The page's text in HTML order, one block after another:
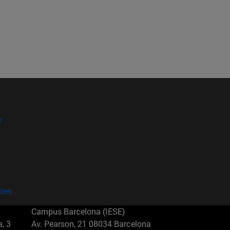
3
Campus Barcelona (IESE)
Av. Pearson, 21 08034 Barcelona